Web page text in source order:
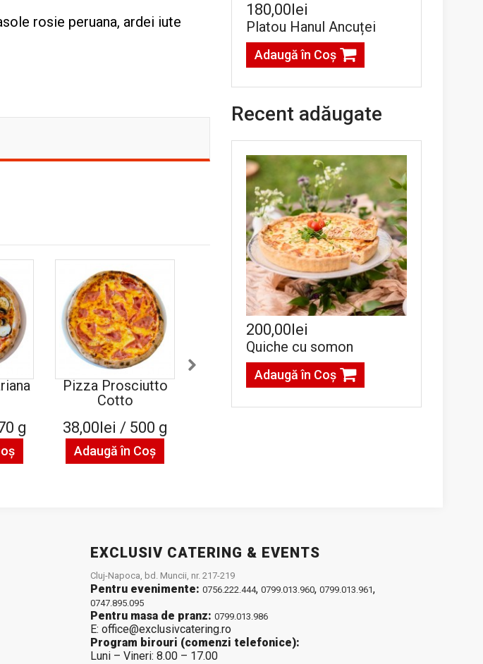
rosie peruana, ardei iute
g
Pizza Prosciutto
Cotto
38,00lei / 500 g
Adaugă în Coş
Pizza Capriciosa Pizza Canibale
180,00lei
Platou Hanul Ancuței
Adaugă în Coş
Recent adăugate
200,00lei
Quiche cu somon
Adaugă în Coş
EXCLUSIV CATERING & EVENTS
Cluj-Napoca, bd. Muncii, nr. 217-219
Pentru evenimente: 0756.222.444, 0799.013.960, 0799.013.961,
0747.895.095
Pentru masa de pranz: 0799.013.986
E: office@exclusivcatering.ro
Program birouri (comenzi telefonice):
Luni – Vineri: 8.00 – 17.00